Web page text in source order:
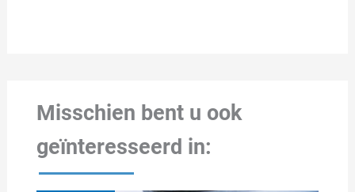
Misschien bent u ook
geïnteresseerd in: